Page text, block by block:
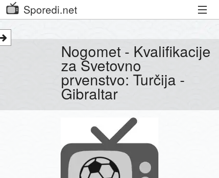
Sporedi.net
Priljubljeni kanali
Nogomet - Kvalifikacije
za Svetovno
prvenstvo: Turčija -
Gibraltar